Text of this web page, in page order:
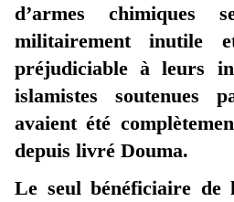
d’armes
militairement inutile
préjudiciable à leurs
islamistes soutenues
avaient été
depuis livré Douma.
Le seul bénéficiaire de